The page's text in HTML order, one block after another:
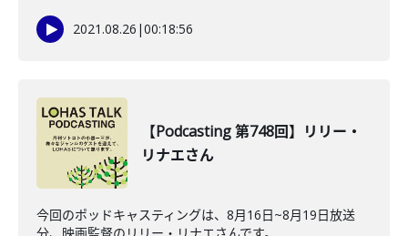
2021.08.26 |00:18:56
【Podcasting 第748回】リリー・
リナエさん
今回のポッドキャスティングは、8月16日~8月19日放送